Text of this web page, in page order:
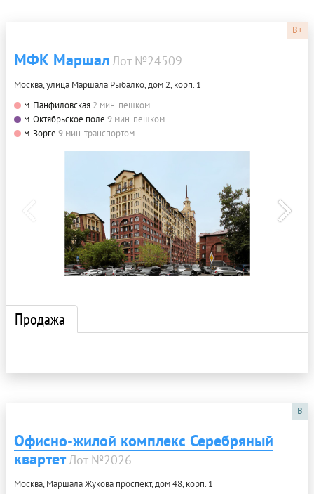
B+
МФК Маршал Лот №24509
Москва, улица Маршала Рыбалко, дом 2, корп. 1
м. Панфиловская 2 мин. пешком
м. Октябрьское поле 9 мин. пешком
м. Зорге 9 мин. транспортом
Продажа
B
Офисно-жилой комплекс Серебряный
квартетЛот №2026
Москва, Маршала Жукова проспект, дом 48, корп. 1